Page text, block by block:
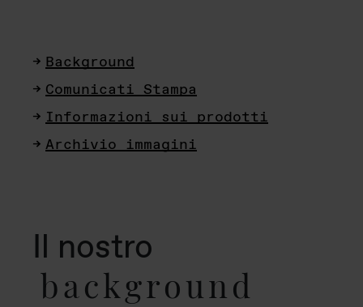
Background
Comunicati Stampa
Informazioni sui prodotti
Archivio immagini
Il nostro
background